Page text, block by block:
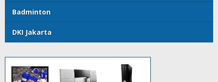
Badminton
DKI Jakarta